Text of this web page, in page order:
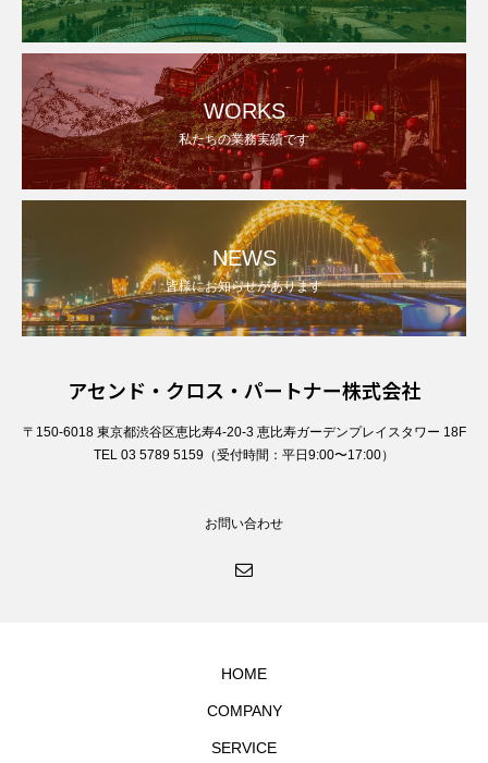
WORKS
私たちの業務実績です
NEWS
皆様にお知らせがあります
アセンド・クロス・パートナー株式会社
〒150-6018 東京都渋谷区恵比寿4-20-3 恵比寿ガーデンプレイスタワー 18F
TEL 03 5789 5159（受付時間：平日9:00〜17:00）
お問い合わせ
HOME
COMPANY
SERVICE